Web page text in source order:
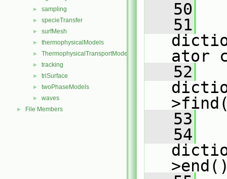
► sampling
► specieTransfer
► surfMesh
► thermophysicalModels
► ThermophysicalTransportModels
► tracking
► triSurface
► twoPhaseModels
► waves
► File Members
   50
   51
ator
   52
   53
   54